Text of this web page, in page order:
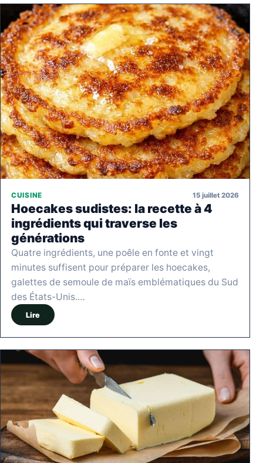
CUISINE 15 juillet 2026
Hoecakes sudistes: la recette à 4
ingrédients qui traverse les
générations
Quatre ingrédients, une poêle en fonte et vingt
minutes suffisent pour préparer les hoecakes,
galettes de semoule de maïs emblématiques du Sud
des États-Unis.…
Lire